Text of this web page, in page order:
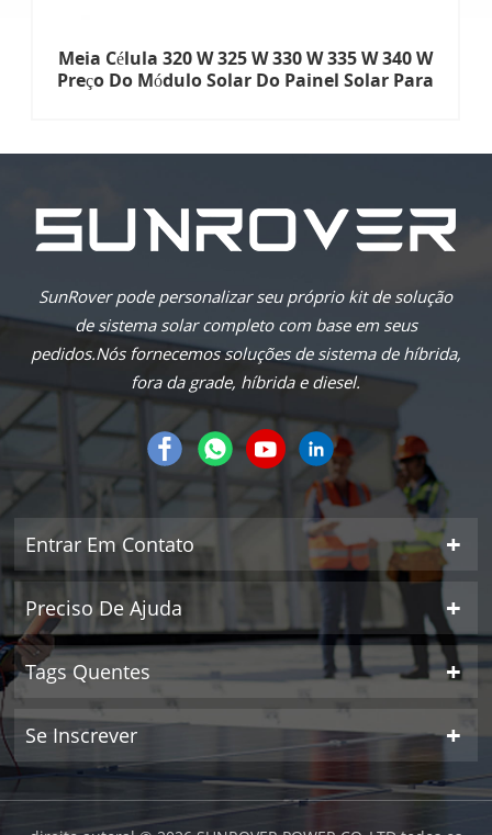
Meia Célula 320 W 325 W 330 W 335 W 340 W
Preço Do Módulo Solar Do Painel Solar Para
SunRover pode personalizar seu próprio kit de solução
de sistema solar completo com base em seus
pedidos.Nós fornecemos soluções de sistema de híbrida,
fora da grade, híbrida e diesel.
Entrar Em Contato
Preciso De Ajuda
Tags Quentes
Se Inscrever